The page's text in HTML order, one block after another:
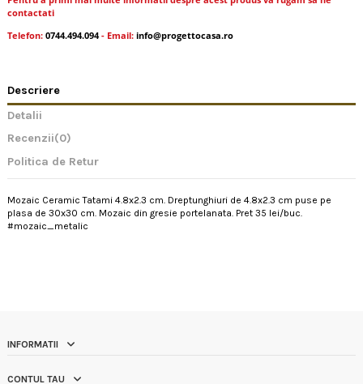
contactati
Telefon: 0744.494.094- Email: info@progettocasa.ro
Descriere
Detalii
Recenzii(0)
Politica de Retur
Mozaic Ceramic Tatami 4.8x2.3 cm. Dreptunghiuri de 4.8x2.3 cm puse pe
plasa de 30x30 cm. Mozaic din gresie portelanata. Pret 35 lei/buc.
#mozaic_metalic
INFORMATII
CONTUL TAU